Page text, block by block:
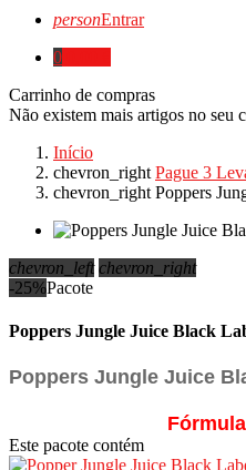
personEntrar
0
Carrinho de compras
Não existem mais artigos no seu
Início
chevron_right Pague 3
chevron_right Poppers
chevron_left chevron_right
-25%Pacote
Poppers Jungle Juice Black
Poppers Jungle Juice
Este pacote contém